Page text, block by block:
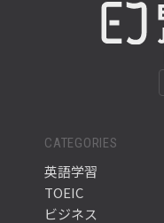
CATEGORIES
英語学習
TOEIC
ビジネス